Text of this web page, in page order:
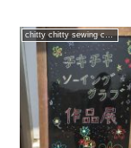
chitty chitty sewing club